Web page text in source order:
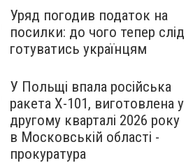
Уряд погодив податок на
посилки: до чого тепер слід
готуватись українцям
У Польщі впала російська
ракета X-101, виготовлена у
другому кварталі 2026 року
в Московській області -
прокуратура